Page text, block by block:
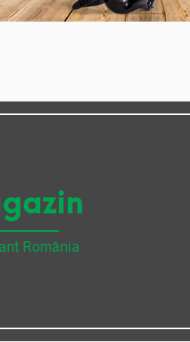
România